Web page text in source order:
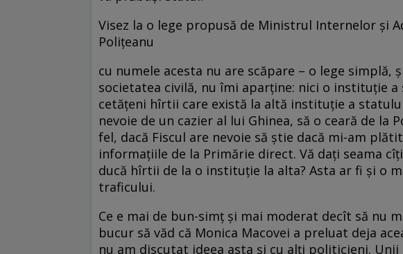
Visez la o lege propusă de Ministrul Internelor şi
Poliţeanu
cu numele acesta nu are scăpare – o lege simplă,
societatea civilă, nu îmi aparţine: nici o instituţie
cetăţeni hîrtii care există la altă instituţie a
nevoie de un cazier al lui Ghinea, să o ceară de la
fel, dacă Fiscul are nevoie să ştie dacă mi-am
informaţiile de la Primărie direct. Vă daţi seama
ducă hîrtii de la o instituţie la alta? Asta ar fi şi o
traficului.
Ce e mai de bun-simţ şi mai moderat decît să nu
bucur să văd că Monica Macovei a preluat deja
nu am discutat ideea asta şi cu alţi politicieni. Unii